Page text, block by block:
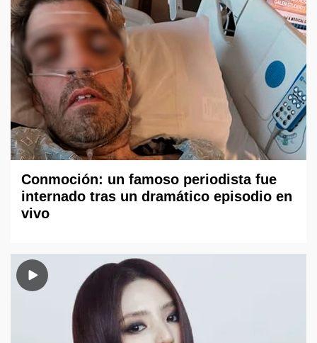
Conmoción: un famoso periodista fue
internado tras un dramático episodio en
vivo